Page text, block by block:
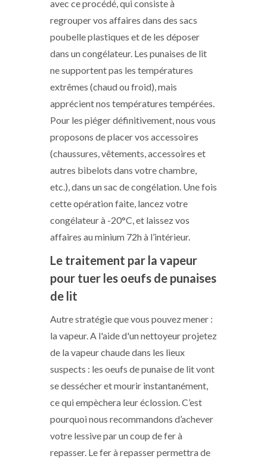
avec ce procédé, qui consiste à
regrouper vos affaires dans des sacs
poubelle plastiques et de les déposer
dans un congélateur. Les punaises de lit
ne supportent pas les températures
extrêmes (chaud ou froid), mais
apprécient nos températures tempérées.
Pour les piéger définitivement, nous vous
proposons de placer vos accessoires
(chaussures, vêtements, accessoires et
autres bibelots dans votre chambre,
etc.), dans un sac de congélation. Une fois
cette opération faite, lancez votre
congélateur à -20°C, et laissez vos
affaires au minium 72h à l’intérieur.
Le traitement par la vapeur
pour tuer les oeufs de punaises
de lit
Autre stratégie que vous pouvez mener :
la vapeur. A l'aide d'un nettoyeur projetez
de la vapeur chaude dans les lieux
suspects : les oeufs de punaise de lit vont
se dessécher et mourir instantanément,
ce qui empèchera leur éclossion. C’est
pourquoi nous recommandons d’achever
votre lessive par un coup de fer à
repasser. Le fer à repasser permettra de